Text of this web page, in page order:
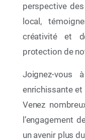
Par le
pour la
perspective
local,
créativité et
protection de
Joignez-vous
enrichissante
Venez
l’engagement
un avenir plus